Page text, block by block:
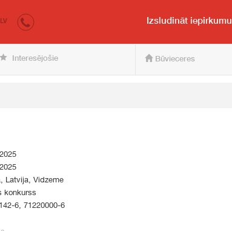
pircējam un pārdevējam
LV Izsludināt iepirkumu
Interesējošie Būvieceres
Latvija, Vidzeme
konkurss
6, 71220000-6